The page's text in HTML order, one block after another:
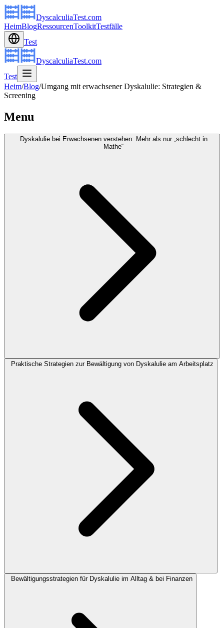
DyscalculiaTest.com
HeimBlogRessourcenToolkitTestfälle
Test
DyscalculiaTest.com
Test
Heim/Blog/Umgang mit erwachsener Dyskalulie: Strategien &
Screening
Menu
Dyskalulie bei Erwachsenen verstehen: Mehr als nur „schlecht in
Mathe“
Praktische Strategien zur Bewältigung von Dyskalulie am Arbeitsplatz
Bewältigungsstrategien für Dyskalulie im Alltag & bei Finanzen